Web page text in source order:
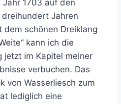
1703 auf den
Jahren
dem schönen Dreiklang
kann ich die
jetzt im Kapitel meiner
verbuchen. Das
von Wasserliesch zum
lediglich eine